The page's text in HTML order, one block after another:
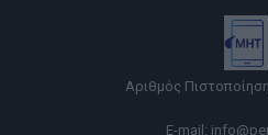
Αριθμός
E-mail: